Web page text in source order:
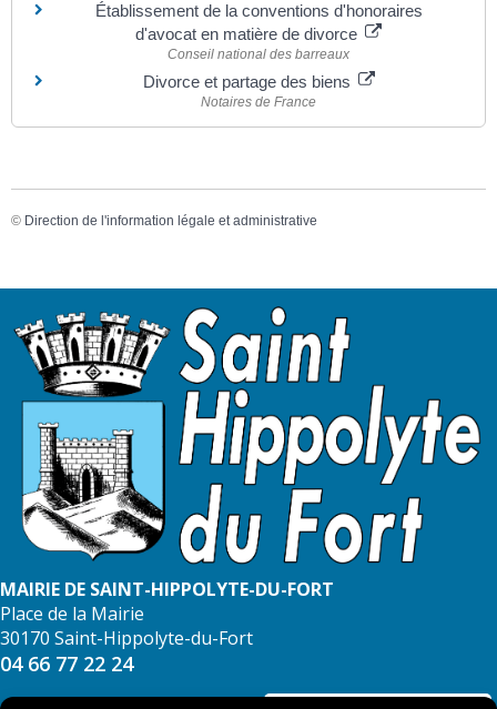
Établissement de la conventions d'honoraires
d'avocat en matière de divorce
Conseil national des barreaux
Divorce et partage des biens
Notaires de France
© Direction de l'information légale et administrative
MAIRIE DE SAINT-HIPPOLYTE-DU-FORT
Place de la Mairie
30170 Saint-Hippolyte-du-Fort
04 66 77 22 24